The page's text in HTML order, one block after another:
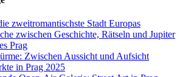
zweitromantischste Stadt Europas
zwischen Geschichte, Rätseln und Jupiter
Prag
Zwischen Aussicht und Aufsicht
in Prag 2025